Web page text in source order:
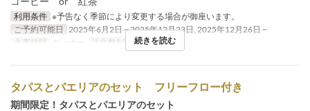
利用条件 ※予告なく季節により変更する場合が御座います。
ご予約可能日
2025年6月2日 ~ 2025年12月23日, 2025年12月26日 ~
食事時間
ディナー 注文数制限 2 ~
続きを読む
タパスとパエリアのセット フリーフロー付き
期間限定！タパスとパエリアのセット